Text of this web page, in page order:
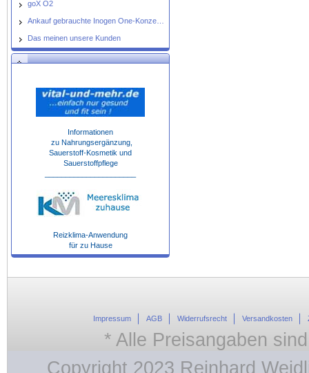
goX O2
Ankauf gebrauchte Inogen One-Konzentratoren
Das meinen unsere Kunden
Informationen
zu Nahrungsergänzung,
Sauerstoff-Kosmetik und
Sauerstoffpflege
Reizklima-Anwendung
für zu Hause
Impressum AGB Widerrufsrecht Versandkosten
* Alle Preisangaben
Copyright 2023 Reinhard